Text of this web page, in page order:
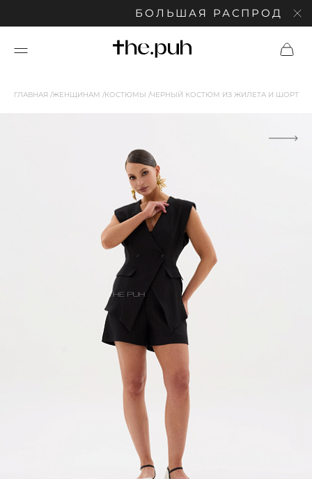
БОЛЬШАЯ РАСПРОДАЖА:
ГЛАВНАЯ ЖЕНЩИНАМ КОСТЮМЫ ЧЕРНЫЙ КОСТЮМ ИЗ ЖИЛЕТА И ШОРТ